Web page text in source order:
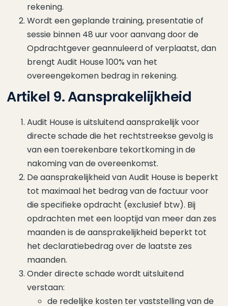
rekening.
Wordt een geplande training, presentatie of
sessie binnen 48 uur voor aanvang door de
Opdrachtgever geannuleerd of verplaatst, dan
brengt Audit House 100% van het
overeengekomen bedrag in rekening.
Artikel 9. Aansprakelijkheid
Audit House is uitsluitend aansprakelijk voor
directe schade die het rechtstreekse gevolg is
van een toerekenbare tekortkoming in de
nakoming van de overeenkomst.
De aansprakelijkheid van Audit House is beperkt
tot maximaal het bedrag van de factuur voor
die specifieke opdracht (exclusief btw). Bij
opdrachten met een looptijd van meer dan zes
maanden is de aansprakelijkheid beperkt tot
het declaratiebedrag over de laatste zes
maanden.
Onder directe schade wordt uitsluitend
verstaan:
de redelijke kosten ter vaststelling van de